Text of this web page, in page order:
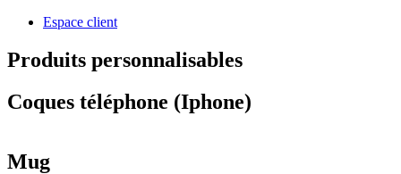
Espace client
Produits personnalisables
Coques téléphone (Iphone)
Mug